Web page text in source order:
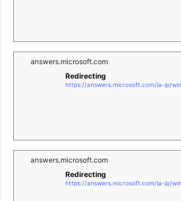
answers.microsoft.com
Redirecting
answers.microsoft.com
Redirecting